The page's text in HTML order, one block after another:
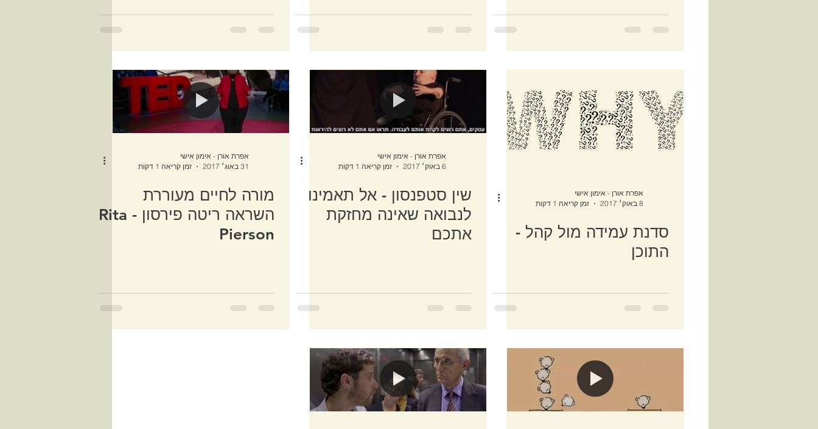
אפרת אורן - אימון אישי
8 באוק׳ 2017
זמן קריאה 1 דקות
סדנת עמידה מול קהל -
התוכן
אפרת אורן - אימון אישי
6 באוק׳ 2017
זמן קריאה 1 דקות
שין סטפנסון - אל תאמינו
לנבואה שאינה מחזקת
אתכם
אפרת אורן - אימון אישי
31 באוג׳ 2017
זמן קריאה 1 דקות
מורה לחיים מעוררת
השראה ריטה פירסון - Rita
Pierson